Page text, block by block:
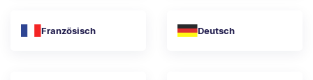
Französisch Deutsch